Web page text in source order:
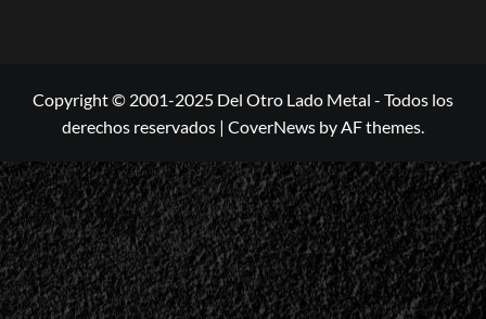
Copyright © 2001-2025 Del Otro Lado Metal - Todos los
derechos reservados | CoverNews by AF themes.